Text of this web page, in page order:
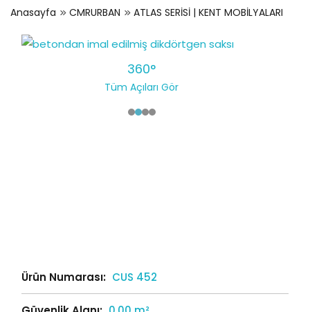
Anasayfa CMRURBAN ATLAS SERİSİ | KENT MOBİLYALARI
Ürün Numarası: CUS 452
360°
Tüm Açıları Gör